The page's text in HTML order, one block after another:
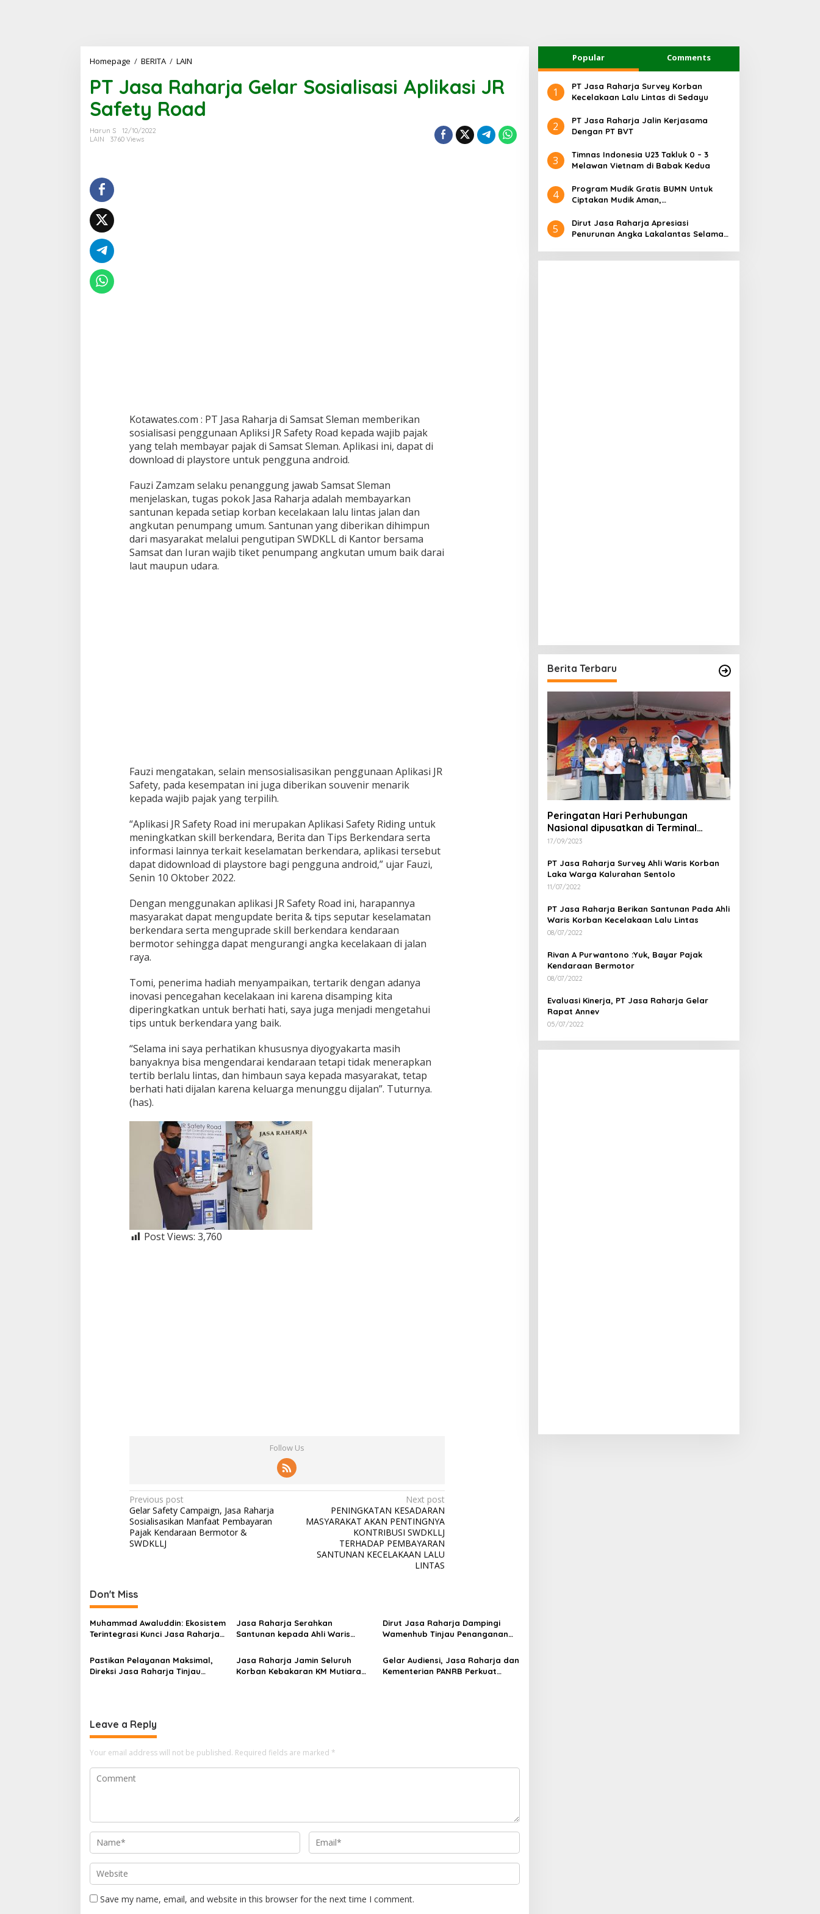
Homepage / BERITA / LAIN
Raharja
Gelar
Sosialisasi
Aplikasi
PT Jasa Raharja Gelar Sosialisasi Aplikasi JR
Safety Road
Harun S
12/10/2022
LAIN
3760 Views
Kotawates.com : PT Jasa Raharja di Samsat Sleman memberikan
sosialisasi penggunaan Apliksi JR Safety Road kepada wajib pajak
yang telah membayar pajak di Samsat Sleman. Aplikasi ini, dapat di
download di playstore untuk pengguna android.
Fauzi Zamzam selaku penanggung jawab Samsat Sleman
menjelaskan, tugas pokok Jasa Raharja adalah membayarkan
santunan kepada setiap korban kecelakaan lalu lintas jalan dan
angkutan penumpang umum. Santunan yang diberikan dihimpun
dari masyarakat melalui pengutipan SWDKLL di Kantor bersama
Samsat dan Iuran wajib tiket penumpang angkutan umum baik darai
laut maupun udara.
Fauzi mengatakan, selain mensosialisasikan penggunaan Aplikasi JR
Safety, pada kesempatan ini juga diberikan souvenir menarik
kepada wajib pajak yang terpilih.
“Aplikasi JR Safety Road ini merupakan Aplikasi Safety Riding untuk
meningkatkan skill berkendara, Berita dan Tips Berkendara serta
informasi lainnya terkait keselamatan berkendara, aplikasi tersebut
dapat didownload di playstore bagi pengguna android,” ujar Fauzi,
Senin 10 Oktober 2022.
Dengan menggunakan aplikasi JR Safety Road ini, harapannya
masyarakat dapat mengupdate berita & tips seputar keselamatan
berkendara serta menguprade skill berkendara kendaraan
bermotor sehingga dapat mengurangi angka kecelakaan di jalan
raya.
Tomi, penerima hadiah menyampaikan, tertarik dengan adanya
inovasi pencegahan kecelakaan ini karena disamping kita
diperingkatkan untuk berhati hati, saya juga menjadi mengetahui
tips untuk berkendara yang baik.
“Selama ini saya perhatikan khususnya diyogyakarta masih
banyaknya bisa mengendarai kendaraan tetapi tidak menerapkan
tertib berlalu lintas, dan himbaun saya kepada masyarakat, tetap
berhati hati dijalan karena keluarga menunggu dijalan”. Tuturnya.
(has).
Post Views: 3,760
Follow Us
Post
navigation
Previous post
Gelar Safety Campaign, Jasa Raharja
Sosialisasikan Manfaat Pembayaran
Pajak Kendaraan Bermotor &
SWDKLLJ
Next post
PENINGKATAN KESADARAN
MASYARAKAT AKAN PENTINGNYA
KONTRIBUSI SWDKLLJ
TERHADAP PEMBAYARAN
SANTUNAN KECELAKAAN LALU
LINTAS
Don't Miss
Muhammad Awaluddin: Ekosistem
Terintegrasi Kunci Jasa Raharja
Kepada masyarakat
Jasa Raharja Serahkan
Santunan kepada Ahli Waris
Sentosa II
Dirut Jasa Raharja Dampingi
Wamenhub Tinjau Penanganan
RS PHC Surabaya
Pastikan Pelayanan Maksimal,
Direksi Jasa Raharja Tinjau
Jasa Raharja Jamin Seluruh
Korban Kebakaran KM Mutiara
Gelar Audiensi, Jasa Raharja dan
Kementerian PANRB Perkuat
Leave a Reply
Your email address will not be published. Required fields are marked *
Save my name, email, and website in this browser for the next time I comment.
Popular Comments
1
PT Jasa Raharja Survey Korban
Kecelakaan Lalu Lintas di Sedayu
2
PT Jasa Raharja Jalin Kerjasama
Dengan PT BVT
3
Timnas Indonesia U23 Takluk 0 – 3
Melawan Vietnam di Babak Kedua
4
Program Mudik Gratis BUMN Untuk
Ciptakan Mudik Aman,
5
Dirut Jasa Raharja Apresiasi
Penurunan Angka Lakalantas Selama
Berita Terbaru
Peringatan Hari Perhubungan
Nasional dipusatkan di Terminal
Wates Kulon Progo
17/09/2023
PT Jasa Raharja Survey Ahli Waris Korban
Laka Warga Kalurahan Sentolo
11/07/2022
PT Jasa Raharja Berikan Santunan Pada Ahli
Waris Korban Kecelakaan Lalu Lintas
08/07/2022
Rivan A Purwantono :Yuk, Bayar Pajak
Kendaraan Bermotor
08/07/2022
Evaluasi Kinerja, PT Jasa Raharja Gelar
Rapat Annev
05/07/2022